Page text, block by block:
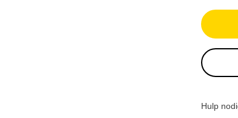
Hulp